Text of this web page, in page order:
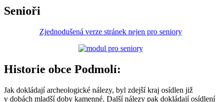
Senioři
Zjednodušená verze stránek nejen pro seniory
Historie obce Podmolí:
Jak dokládají archeologické nálezy, byl zdejší kraj osídlen již
v dobách mladší doby kamenné. Další nálezy pak dokládají osídlení